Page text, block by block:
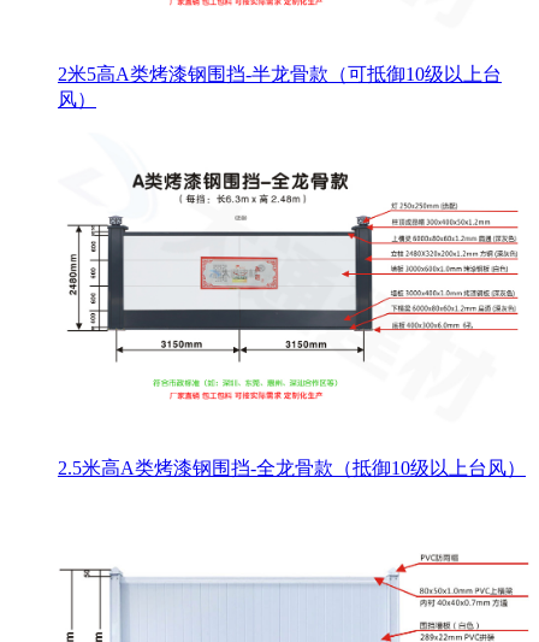
2米5高A类烤漆钢围挡-半龙骨款（可抵御10级以上台
风）
2.5米高A类烤漆钢围挡-全龙骨款（抵御10级以上台风）